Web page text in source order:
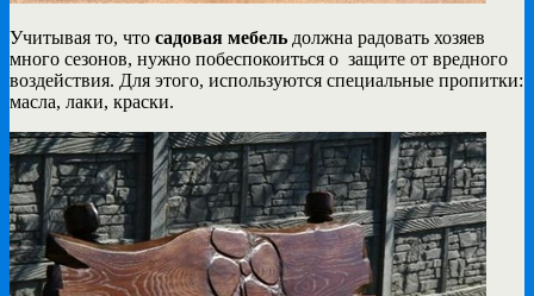
Учитывая то, что садовая мебель должна радовать хозяев
много сезонов, нужно побеспокоиться о защите от вредного
воздействия. Для этого, используются специальные пропитки:
масла, лаки, краски.